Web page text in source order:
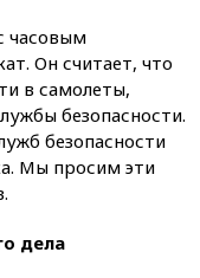
часовым
Он считает, что
в самолеты,
безопасности.
безопасности
Мы просим эти
дела